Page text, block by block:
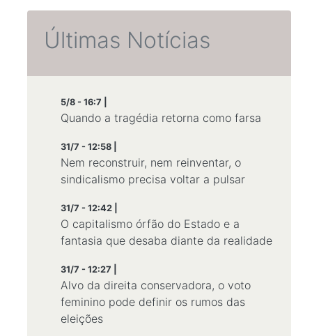
Últimas Notícias
5/8 - 16:7 |
Quando a tragédia retorna como farsa
31/7 - 12:58 |
Nem reconstruir, nem reinventar, o
sindicalismo precisa voltar a pulsar
31/7 - 12:42 |
O capitalismo órfão do Estado e a
fantasia que desaba diante da realidade
31/7 - 12:27 |
Alvo da direita conservadora, o voto
feminino pode definir os rumos das
eleições